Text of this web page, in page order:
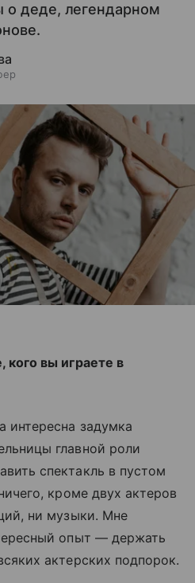
о деде, легендарном
вы играете в
задумка
главной роли
спектакль в пустом
кроме двух актеров
ни музыки. Мне
опыт — держать
актерских подпорок.